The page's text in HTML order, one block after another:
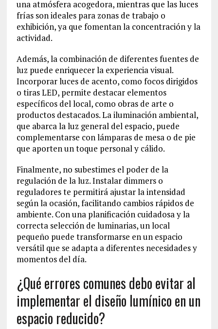
una atmósfera acogedora, mientras que las luces
frías son ideales para zonas de trabajo o
exhibición, ya que fomentan la concentración y la
actividad.
Además, la combinación de diferentes fuentes de
luz puede enriquecer la experiencia visual.
Incorporar luces de acento, como focos dirigidos
o tiras LED, permite destacar elementos
específicos del local, como obras de arte o
productos destacados. La iluminación ambiental,
que abarca la luz general del espacio, puede
complementarse con lámparas de mesa o de pie
que aporten un toque personal y cálido.
Finalmente, no subestimes el poder de la
regulación de la luz. Instalar dimmers o
reguladores te permitirá ajustar la intensidad
según la ocasión, facilitando cambios rápidos de
ambiente. Con una planificación cuidadosa y la
correcta selección de luminarias, un local
pequeño puede transformarse en un espacio
versátil que se adapta a diferentes necesidades y
momentos del día.
¿Qué errores comunes debo evitar al
implementar el diseño lumínico en un
espacio reducido?